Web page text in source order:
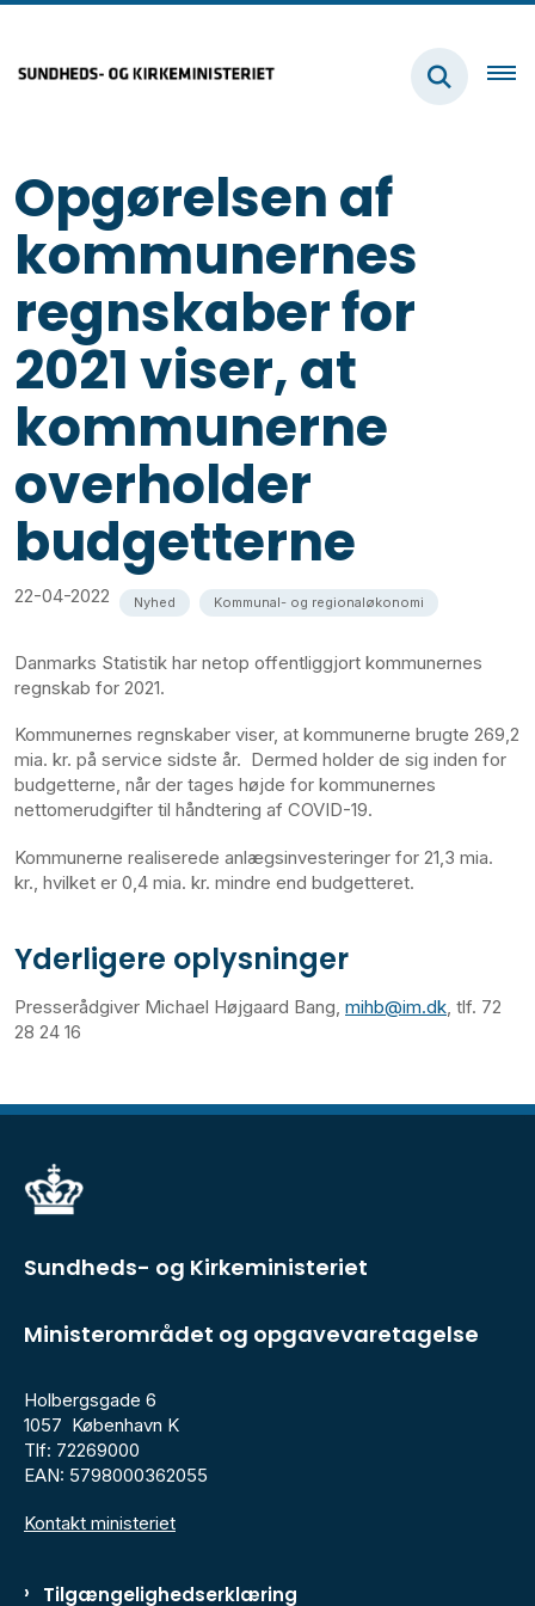
Opgørelsen af
kommunernes
regnskaber for
2021 viser, at
kommunerne
overholder
budgetterne
22-04-2022 Nyhed Kommunal- og regionaløkonomi
Danmarks Statistik har netop offentliggjort kommunernes
regnskab for 2021.
Kommunernes regnskaber viser, at kommunerne brugte 269,2
mia. kr. på service sidste år. Dermed holder de sig inden for
budgetterne, når der tages højde for kommunernes
nettomerudgifter til håndtering af COVID-19.
Kommunerne realiserede anlægsinvesteringer for 21,3 mia.
kr., hvilket er 0,4 mia. kr. mindre end budgetteret.
Yderligere oplysninger
Presserådgiver Michael Højgaard Bang, mihb@im.dk, tlf. 72
28 24 16
Sundheds- og Kirkeministeriet
Ministerområdet og opgavevaretagelse
Holbergsgade 6
1057 København K
Tlf: 72269000
EAN: 5798000362055
Kontakt ministeriet
Tilgængelighedserklæring